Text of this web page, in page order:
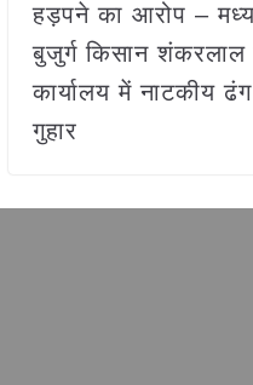
हड़पने का आरोप –
बुजुर्ग किसान
कार्यालय में नाटकीय
गुहार